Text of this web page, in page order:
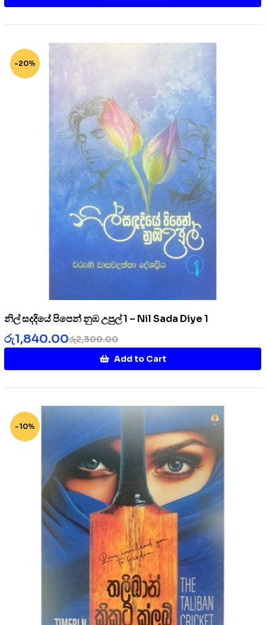
-20%
නිල් සදදියේ පිපෙන් නුඹ උපුල් 1 – Nil Sada Diye 1
රු2,300.00
රු1,840.00
Add to Cart
-10%